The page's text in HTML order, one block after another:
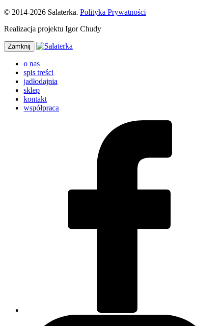
© 2014-2026 Salaterka. Polityka Prywatności
Realizacja projektu Igor Chudy
Zamknij
o nas
spis treści
jadłodajnia
sklep
kontakt
współpraca